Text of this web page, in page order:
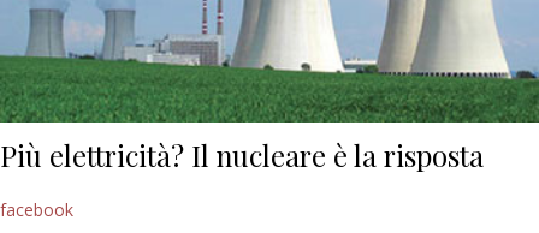
Più elettricità? Il nucleare è la risposta
facebook